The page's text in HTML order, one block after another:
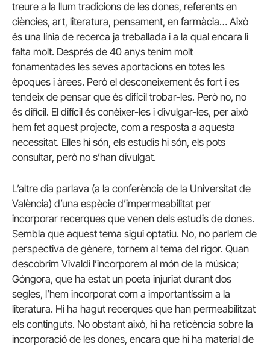
treure a la llum tradicions de les dones, referents en
ciències, art, literatura, pensament, en farmàcia… Això
és una línia de recerca ja treballada i a la qual encara li
falta molt. Després de 40 anys tenim molt
fonamentades les seves aportacions en totes les
èpoques i àrees. Però el desconeixement és fort i es
tendeix de pensar que és difícil trobar-les. Però no, no
és difícil. El difícil és conèixer-les i divulgar-les, per això
hem fet aquest projecte, com a resposta a aquesta
necessitat. Elles hi són, els estudis hi són, els pots
consultar, però no s’han divulgat.
L’altre dia parlava (a la conferència de la Universitat de
València) d’una espècie d’impermeabilitat per
incorporar recerques que venen dels estudis de dones.
Sembla que aquest tema sigui optatiu. No, no parlem de
perspectiva de gènere, tornem al tema del rigor. Quan
descobrim Vivaldi l’incorporem al món de la música;
Góngora, que ha estat un poeta injuriat durant dos
segles, l’hem incorporat com a importantíssim a la
literatura. Hi ha hagut recerques que han permeabilitzat
els continguts. No obstant això, hi ha reticència sobre la
incorporació de les dones, encara que hi ha material de